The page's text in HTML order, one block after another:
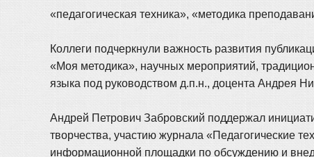
«педагогическая техника», «методика
Коллеги подчеркнули важность развития
«Моя методика», научных мероприятий,
языка под руководством д.п.н., доцента Андрея
Андрей Петрович Забровский поддержал
творчества, участию журнала «Педагогические
информационной площадки по обсуждению и